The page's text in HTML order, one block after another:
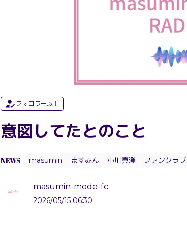
フォロワー以上
意図してたとのこと
NEWS masumin ますみん 小川真澄 ファンクラブ
masumin-mode-fc
2026/05/15 06:30